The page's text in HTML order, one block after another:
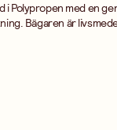
i Polypropen med en
och bör
är även staplingsbar